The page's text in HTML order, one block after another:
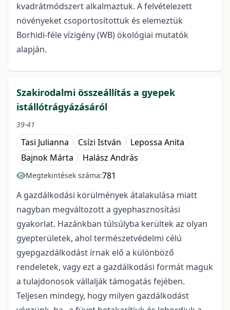
kvadrátmódszert alkalmaztuk. A felvételezett
növényeket csoportosítottuk és elemeztük
Borhidi-féle vízigény (WB) ökológiai mutatók
alapján.
Szakirodalmi összeállítás a gyepek
istállótrágyázásáról
39-41
Tasi Julianna Csízi István
Lepossa Anita
Bajnok Márta
Halász András
Megtekintések száma:781
A gazdálkodási körülmények átalakulása miatt
nagyban megváltozott a gyephasznosítási
gyakorlat. Hazánkban túlsúlyba kerültek az olyan
gyepterületek, ahol természetvédelmi célú
gyepgazdálkodást írnak elő a különböző
rendeletek, vagy ezt a gazdálkodási formát maguk
a tulajdonosok vállalják támogatás fejében.
Teljesen mindegy, hogy milyen gazdálkodást